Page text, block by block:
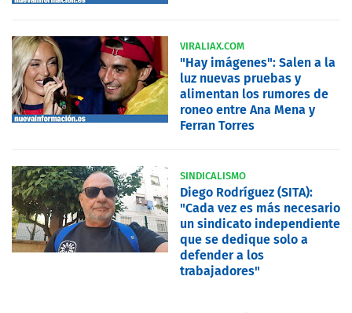
VIRALIAX.COM
"Hay imágenes": Salen a la
luz nuevas pruebas y
alimentan los rumores de
roneo entre Ana Mena y
Ferran Torres
SINDICALISMO
Diego Rodríguez (SITA):
"Cada vez es más necesario
un sindicato independiente
que se dedique solo a
defender a los
trabajadores"